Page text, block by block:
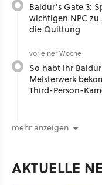
Baldur's Gate 3:
wichtigen NPC
die Quittung
vor einer Woche
So habt ihr
Meisterwerk
Third-Person-
mehr anzeigen
AKTUELLE